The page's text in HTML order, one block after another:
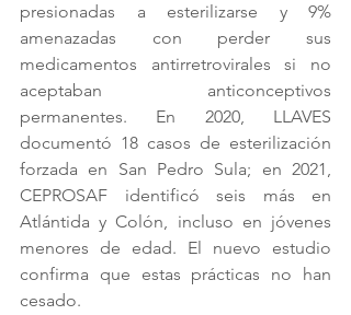
presionadas a esterilizarse y 9%
amenazadas con perder sus
medicamentos antirretrovirales si no
aceptaban anticonceptivos
permanentes. En 2020, LLAVES
documentó 18 casos de esterilización
forzada en San Pedro Sula; en 2021,
CEPROSAF identificó seis más en
Atlántida y Colón, incluso en jóvenes
menores de edad. El nuevo estudio
confirma que estas prácticas no han
cesado.